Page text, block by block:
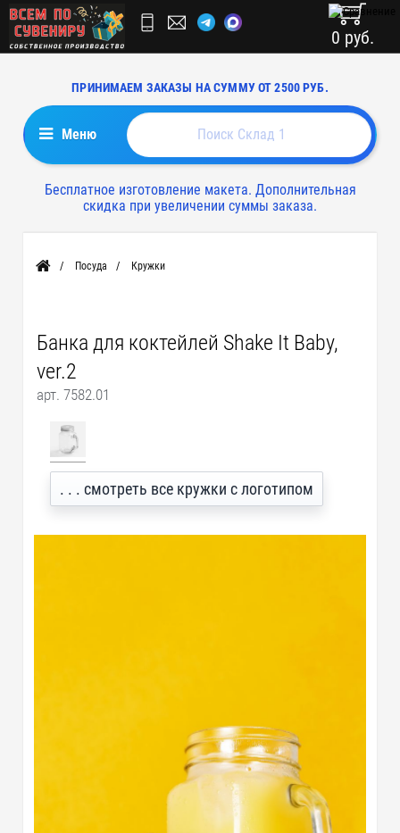
ПРИНИМАЕМ ЗАКАЗЫ НА СУММУ ОТ 2500 РУБ.
0 руб.
Меню
Бесплатное изготовление макета. Дополнительная
скидка при увеличении суммы заказа.
Главная Посуда Кружки
Банка для коктейлей Shake It Baby,
ver.2
арт. 7582.01
. . . смотреть все кружки с логотипом